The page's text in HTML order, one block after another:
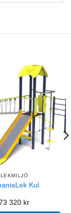
LEKMILJÖ
Kul
320 kr